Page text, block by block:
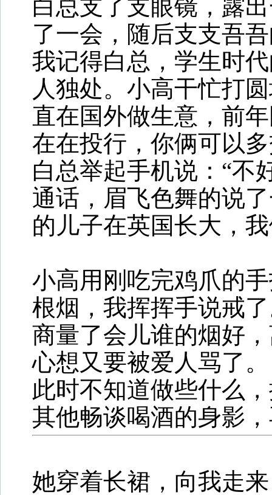
白总支了支眼镜，露
了一会，随后支支吾
我记得白总，学生时
人独处。小高干忙打
直在国外做生意，前
在在投行，你俩可以
白总举起手机说：“不
通话，眉飞色舞的说
的儿子在英国长大，
小高用刚吃完鸡爪的
根烟，我挥挥手说戒
商量了会儿谁的烟好
心想又要被爱人骂了。
此时不知道做些什么
其他畅谈喝酒的身影
她穿着长裙，向我走